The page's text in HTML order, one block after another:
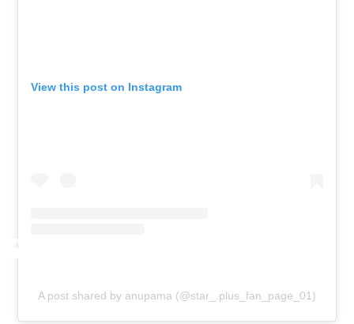
View this post on Instagram
A post shared by anupama (@star_.plus_fan_page_01)